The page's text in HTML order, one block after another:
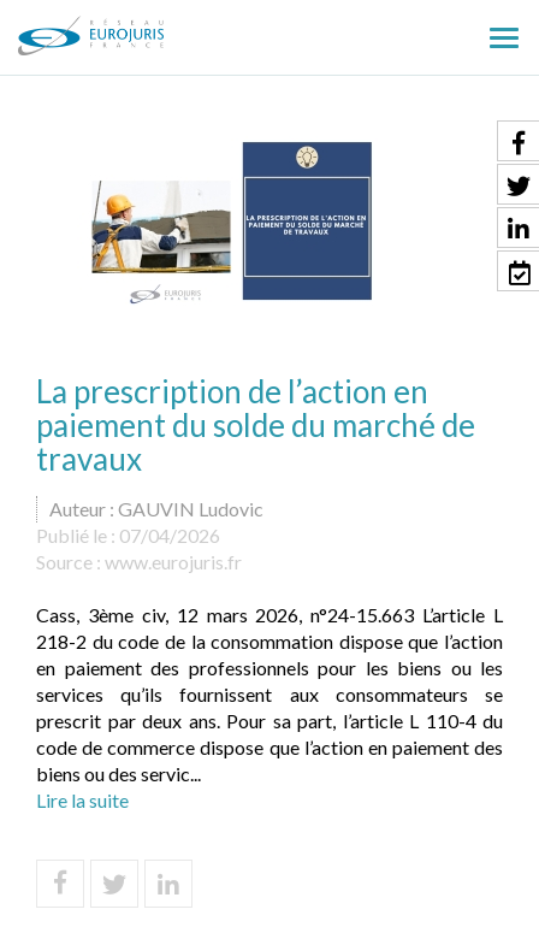
le
La prescription de l’action en
paiement du solde du marché de
travaux
Auteur : GAUVIN Ludovic
Publié le : 07/04/2026
Source : www.eurojuris.fr
Cass, 3ème civ, 12 mars 2026, n°24-15.663 L’article L
218-2 du code de la consommation dispose que l’action
en paiement des professionnels pour les biens ou les
services qu’ils fournissent aux consommateurs se
prescrit par deux ans. Pour sa part, l’article L 110-4 du
code de commerce dispose que l’action en paiement des
biens ou des servic...
Lire la suite